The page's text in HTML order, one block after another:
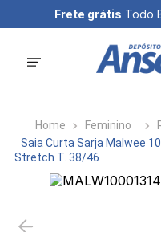
Frete grátis Todo
Feminino
Saia Curta Sarja Malwee
Stretch T. 38/46